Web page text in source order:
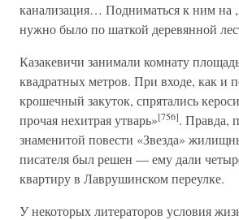
канализация… Подниматься к ним на
нужно было по шаткой деревянной
Казакевичи занимали комнату
квадратных метров. При входе, как и
крошечный закуток, спрятались
прочая нехитрая утварь»[756]. Правда,
знаменитой повести «Звезда»
писателя был решен — ему дали
квартиру в Лаврушинском переулке.
У некоторых литераторов условия